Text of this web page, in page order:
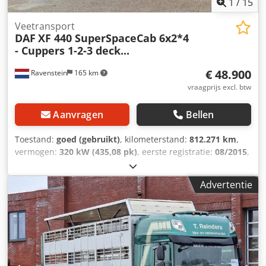
Ravenstein 165 km
Veetransport
DAF XF 440 SuperSpaceCab 6x2*4
- Cuppers 1-2-3 deck...
€ 48.900
vraagprijs excl. btw
Aanvragen Bellen
Toestand: goed (gebruikt), kilometerstand: 812.271 km,
vermogen: 320 kW (435,08 pk), eerste registratie: 08/2015,
, bandenmaten:
asconfiguratie:6x2, wielbasis:6.700 mm, brandstof:
diesel, kleur: groen, bestuurderscabine:slaapcabine , soort
overbrenging:automatisch, aantal versnellingen:12,
emissieklasse:Euro 6, ophanging:staal-lucht, totale
lengte:10.170 mm, totale breedte:2.550 mm, toegestane
aslast (as 1):9.000 kg , toegestane aslast (as 2):11.500 kg,
toegestane aslast (as 3):7.500 kg, Bouwjaar: 2015,
Advertentie